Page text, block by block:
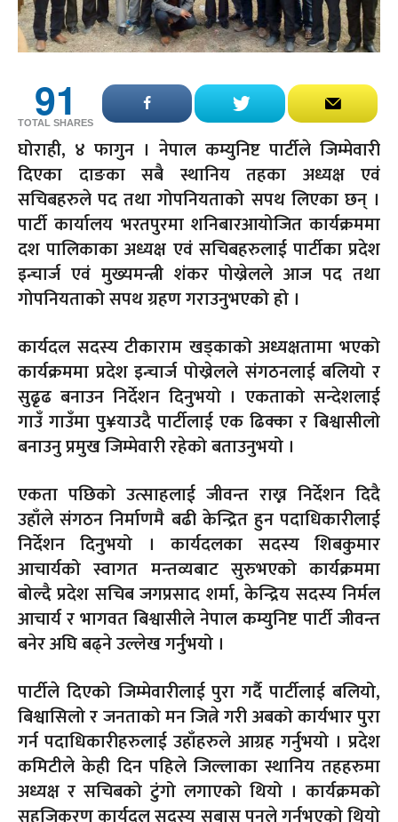
91
TOTAL SHARES
घोराही, ४ फागुन । नेपाल कम्युनिष्ट पार्टीले जिम्मेवारी
दिएका दाङका सबै स्थानिय तहका अध्यक्ष एवं
सचिबहरुले पद तथा गोपनियताको सपथ लिएका छन् ।
पार्टी कार्यालय भरतपुरमा शनिबारआयोजित कार्यक्रममा
दश पालिकाका अध्यक्ष एवं सचिबहरुलाई पार्टीका प्रदेश
इन्चार्ज एवं मुख्यमन्त्री शंकर पोख्रेलले आज पद तथा
गोपनियताको सपथ ग्रहण गराउनुभएको हो ।
कार्यदल सदस्य टीकाराम खड्काको अध्यक्षतामा भएको
कार्यक्रममा प्रदेश इन्चार्ज पोख्रेलले संगठनलाई बलियो र
सुढृढ बनाउन निर्देशन दिनुभयो । एकताको सन्देशलाई
गाउँ गाउँमा पु¥याउदै पार्टीलाई एक ढिक्का र बिश्वासीलो
बनाउनु प्रमुख जिम्मेवारी रहेको बताउनुभयो ।
एकता पछिको उत्साहलाई जीवन्त राख्न निर्देशन दिदै
उहाँले संगठन निर्माणमै बढी केन्द्रित हुन पदाधिकारीलाई
निर्देशन दिनुभयो । कार्यदलका सदस्य शिबकुमार
आचार्यको स्वागत मन्तव्यबाट सुरुभएको कार्यक्रममा
बोल्दै प्रदेश सचिब जगप्रसाद शर्मा, केन्द्रिय सदस्य निर्मल
आचार्य र भागवत बिश्वासीले नेपाल कम्युनिष्ट पार्टी जीवन्त
बनेर अघि बढ्ने उल्लेख गर्नुभयो ।
पार्टीले दिएको जिम्मेवारीलाई पुरा गर्दै पार्टीलाई बलियो,
बिश्वासिलो र जनताको मन जित्ने गरी अबको कार्यभार पुरा
गर्न पदाधिकारीहरुलाई उहाँहरुले आग्रह गर्नुभयो । प्रदेश
कमिटीले केही दिन पहिले जिल्लाका स्थानिय तहहरुमा
अध्यक्ष र सचिबको टुंगो लगाएको थियो । कार्यक्रमको